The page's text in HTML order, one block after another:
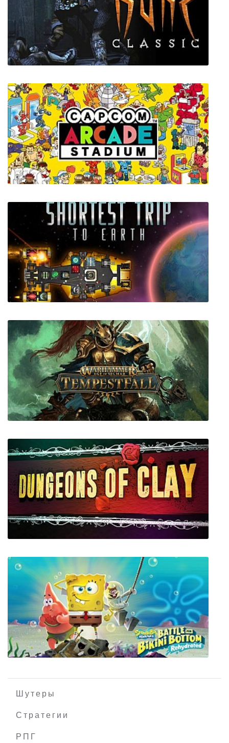
Gears Tactics
Rune Classic
Capcom Arcade Stadium: Packs 1, 2, and 3
Shortest Trip to Earth
Warhammer Age of Sigmar: Tempestfall (VR)
Dungeons of Clay
SpongeBob SquarePants Battle for Bikini
Шутеры
Стратегии
РПГ